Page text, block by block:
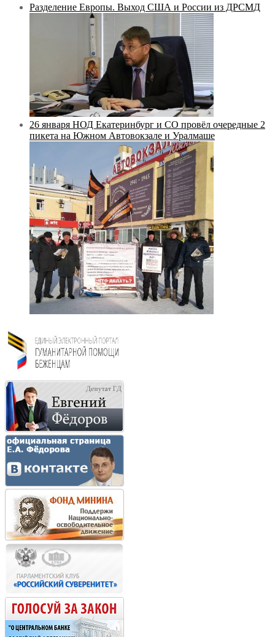
Разделение Европы. Выход США и России из ДРСМД
26 января НОД Екатеринбург и СО провёл очередные 2
пикета на Южном Автовокзале и Уралмаше